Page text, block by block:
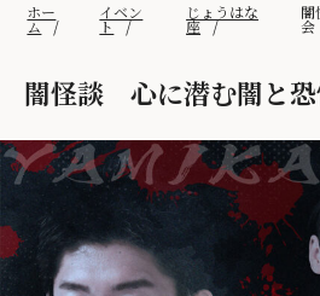
ホー
ム
イベン
ト
じょうはな
座 会
闇怪談 心に潜む闇と